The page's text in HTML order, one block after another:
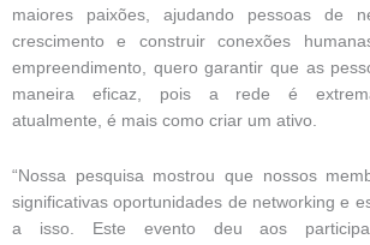
maiores paixões, ajudando pessoas de
crescimento e construir conexões
empreendimento, quero garantir que as
maneira eficaz, pois a rede é
atualmente, é mais como criar um ativo.
“Nossa pesquisa mostrou que nossos
significativas oportunidades de networking e
a isso. Este evento deu aos